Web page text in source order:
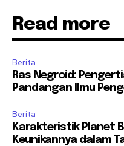
Read more
Berita
Ras Negroid:
Pandangan Ilmu
Berita
Karakteristik Planet
Keunikannya dalam